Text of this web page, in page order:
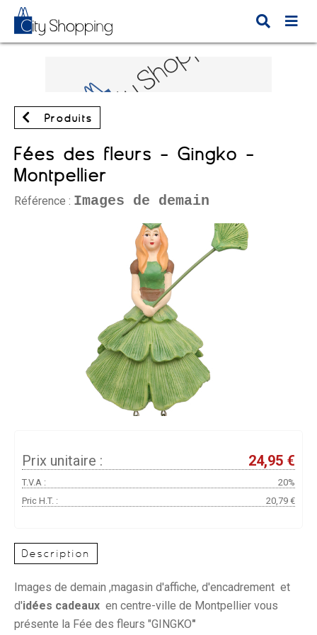
Produits
Fées des fleurs - Gingko -
Montpellier
Référence : Images de demain
Prix unitaire : 24,95 €
T.V.A :
20%
Pric H.T. :
20,79 €
Description
Images de demain ,magasin d'affiche, d'encadrement et
d'idées cadeaux en centre-ville de Montpellier vous
présente la Fée des fleurs "GINGKO"